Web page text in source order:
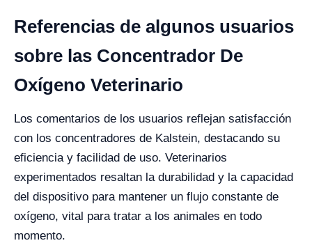
Referencias de algunos usuarios
sobre las Concentrador De
Oxígeno Veterinario
Los comentarios de los usuarios reflejan satisfacción
con los concentradores de Kalstein, destacando su
eficiencia y facilidad de uso. Veterinarios
experimentados resaltan la durabilidad y la capacidad
del dispositivo para mantener un flujo constante de
oxígeno, vital para tratar a los animales en todo
momento.